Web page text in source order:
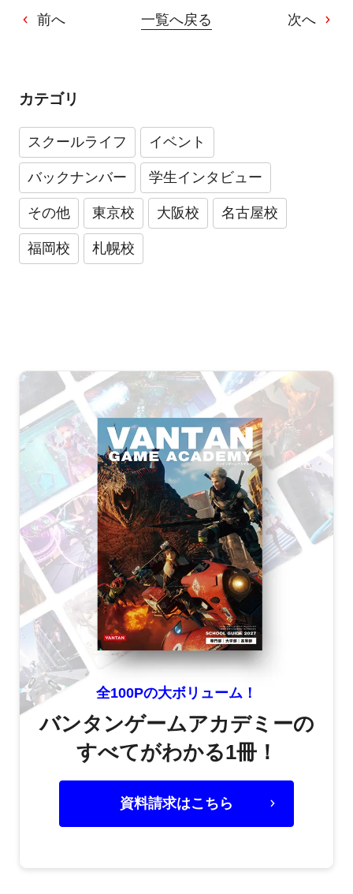
前へ 一覧へ戻る 次へ
カテゴリ
スクールライフ イベント
バックナンバー 学生インタビュー
その他 東京校 大阪校 名古屋校
福岡校 札幌校
全100Pの大ボリューム！
バンタンゲームアカデミーの
すべてがわかる1冊！
資料請求はこちら